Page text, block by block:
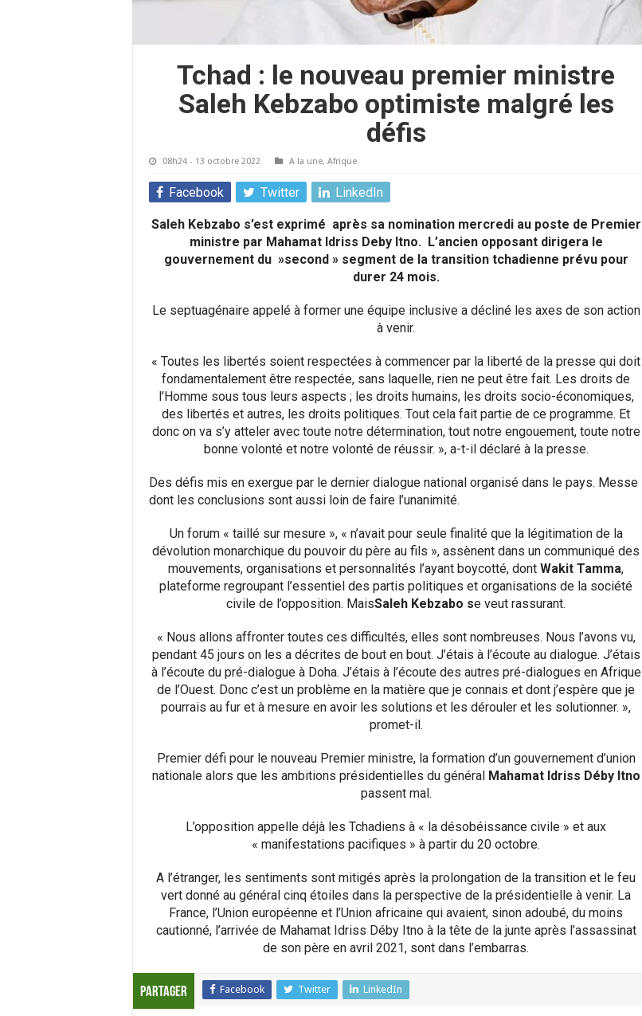
Tchad : le nouveau premier ministre
Saleh Kebzabo optimiste malgré les
défis
08h24 - 13 octobre 2022 A la une, Afrique
Facebook Twitter LinkedIn
Saleh Kebzabo s’est exprimé après sa nomination mercredi au poste de Premier
ministre par Mahamat Idriss Deby Itno. L’ancien opposant dirigera le
gouvernement du »second » segment de la transition tchadienne prévu pour
durer 24 mois.
Le septuagénaire appelé à former une équipe inclusive a décliné les axes de son action
à venir.
« Toutes les libertés soient respectées à commencer par la liberté de la presse qui doit
fondamentalement être respectée, sans laquelle, rien ne peut être fait. Les droits de
l’Homme sous tous leurs aspects ; les droits humains, les droits socio-économiques,
des libertés et autres, les droits politiques. Tout cela fait partie de ce programme. Et
donc on va s’y atteler avec toute notre détermination, tout notre engouement, toute notre
bonne volonté et notre volonté de réussir. », a-t-il déclaré à la presse.
Des défis mis en exergue par le dernier dialogue national organisé dans le pays. Messe
dont les conclusions sont aussi loin de faire l’unanimité.
Un forum « taillé sur mesure », « n’avait pour seule finalité que la légitimation de la
dévolution monarchique du pouvoir du père au fils », assènent dans un communiqué des
mouvements, organisations et personnalités l’ayant boycotté, dont Wakit Tamma,
plateforme regroupant l’essentiel des partis politiques et organisations de la société
civile de l’opposition. MaisSaleh Kebzabo se veut rassurant.
« Nous allons affronter toutes ces difficultés, elles sont nombreuses. Nous l’avons vu,
pendant 45 jours on les a décrites de bout en bout. J’étais à l’écoute au dialogue. J’étais
à l’écoute du pré-dialogue à Doha. J’étais à l’écoute des autres pré-dialogues en Afrique
de l’Ouest. Donc c’est un problème en la matière que je connais et dont j’espère que je
pourrais au fur et à mesure en avoir les solutions et les dérouler et les solutionner. »,
promet-il.
Premier défi pour le nouveau Premier ministre, la formation d’un gouvernement d’union
nationale alors que les ambitions présidentielles du général Mahamat Idriss Déby Itno
passent mal.
L’opposition appelle déjà les Tchadiens à « la désobéissance civile » et aux
« manifestations pacifiques » à partir du 20 octobre.
A l’étranger, les sentiments sont mitigés après la prolongation de la transition et le feu
vert donné au général cinq étoiles dans la perspective de la présidentielle à venir. La
France, l’Union européenne et l’Union africaine qui avaient, sinon adoubé, du moins
cautionné, l’arrivée de Mahamat Idriss Déby Itno à la tête de la junte après l’assassinat
de son père en avril 2021, sont dans l’embarras.
Partager Facebook Twitter LinkedIn